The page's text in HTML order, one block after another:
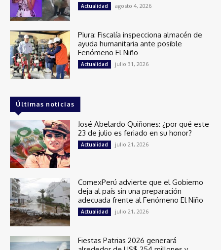
Actualidad agosto 4, 2026
Piura: Fiscalía inspecciona almacén de
ayuda humanitaria ante posible
Fenómeno El Niño
Actualidad julio 31, 2026
Últimas noticias
José Abelardo Quiñones: ¿por qué este
23 de julio es feriado en su honor?
Actualidad julio 21, 2026
ComexPerú advierte que el Gobierno
deja al país sin una preparación
adecuada frente al Fenómeno El Niño
Actualidad julio 21, 2026
Fiestas Patrias 2026 generará